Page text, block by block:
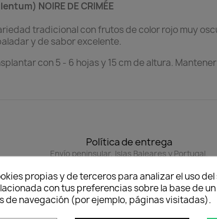
NOIRE DE CRIMÉE
tradicional con frutos de color rojo muy
y de sabor excelente.
con 5 - 6 hojas y 15 cm de altura.
Política de entrega
Envío peninsular, Islas Baleares y Portugal.
propias y de terceros para analizar el uso
con tus preferencias sobre la base de
de navegación (por ejemplo, páginas visitadas).